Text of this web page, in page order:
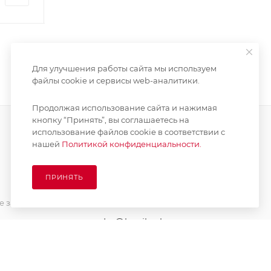
order@kupikashpo.ru
Для улучшения работы сайта мы используем
файлы cookie и сервисы web-аналитики.
Продолжая использование сайта и нажимая
кнопку “Принять”, вы соглашаетесь на
использование файлов cookie в соответствии с
нашей Политикой конфиденциальности.
ПРИНЯТЬ